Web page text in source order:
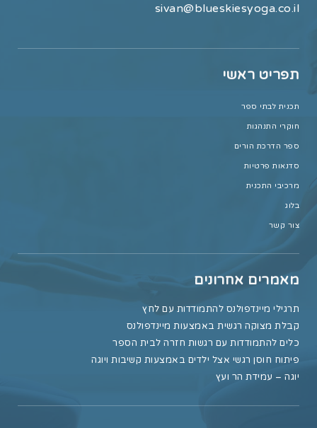
sivan@blueskiesyoga.co.il
תפריט ראשי
תכנית לבתי ספר
חוקרי התנהגות
ספר הדרכת הורים
סדנאות פרטיות
מרכיבי התכנית
בלוג
צור קשר
מאמרים אחרונים
תרגילי מיינדפולנס להתמודדות עם לחץ
קבלת מצוקה רגשית באמצעות מיינדפולנס
כלים להתמודדות עם רגשות חזרה לבית הספר
פיתוח חוסן רגשי אצל ילדים באמצעות קשיבות ויוגה
יוגה – עמידת הר ועץ